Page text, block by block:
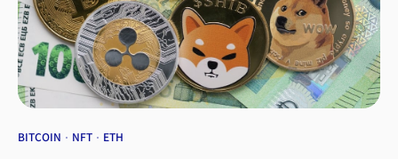
BITCOIN NFT ETH